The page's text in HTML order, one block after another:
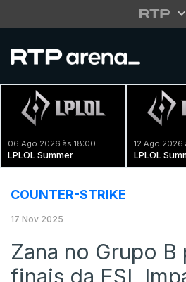
06 Ago 2026 às 18:00
LPLOL Summer
12 Ago 2026
LPLOL
COUNTER-STRIKE
17 Nov 2025
Zana no Grupo B
finais da ESL